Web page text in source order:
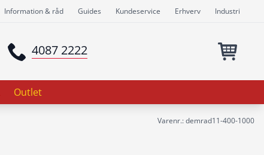
Information & råd Guides Kundeservice Erhverv Industri
4087 2222
Outlet
Varenr.: demrad11-400-1000